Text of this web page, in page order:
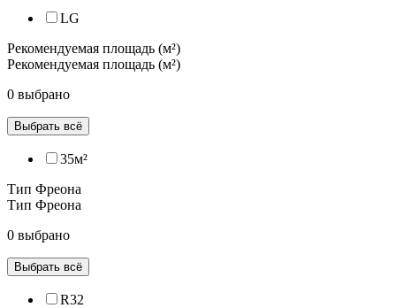
LG
Рекомендуемая площадь (м²)
Рекомендуемая площадь (м²)
0 выбрано
Выбрать всё
35м²
Тип Фреона
Тип Фреона
0 выбрано
Выбрать всё
R32